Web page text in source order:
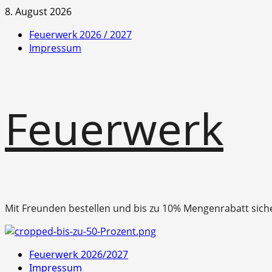
Zum
springen
8. August 2026
Feuerwerk 2026 / 2027
Impressum
Feuerwerk
Mit Freunden bestellen und bis zu 10% Mengenrabatt
Primäres
Menü
Feuerwerk 2026/2027
Impressum